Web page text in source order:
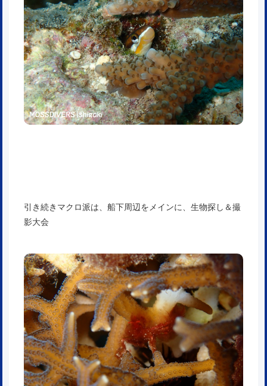
引き続きマクロ派は、船下周辺をメインに、生物探し＆撮
影大会